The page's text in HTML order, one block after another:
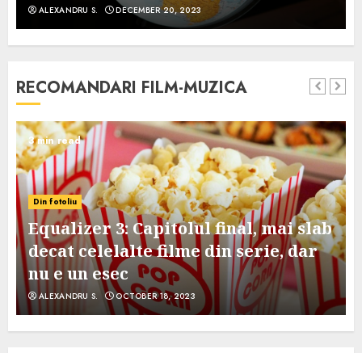
ALEXANDRU S. DECEMBER 20, 2023
RECOMANDARI FILM-MUZICA
3 min read
Din fotoliu
Equalizer 3: Capitolul final, mai slab
decat celelalte filme din serie, dar
nu e un esec
ALEXANDRU S. OCTOBER 18, 2023